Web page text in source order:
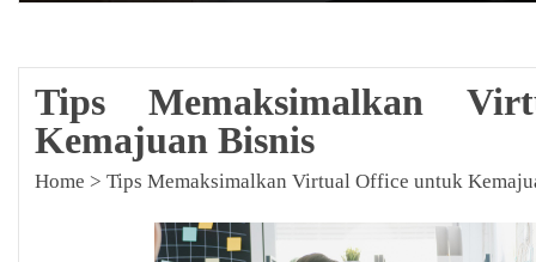
Tips Memaksimalkan
Kemajuan Bisnis
Home > Tips Memaksimalkan Virtual Office untuk